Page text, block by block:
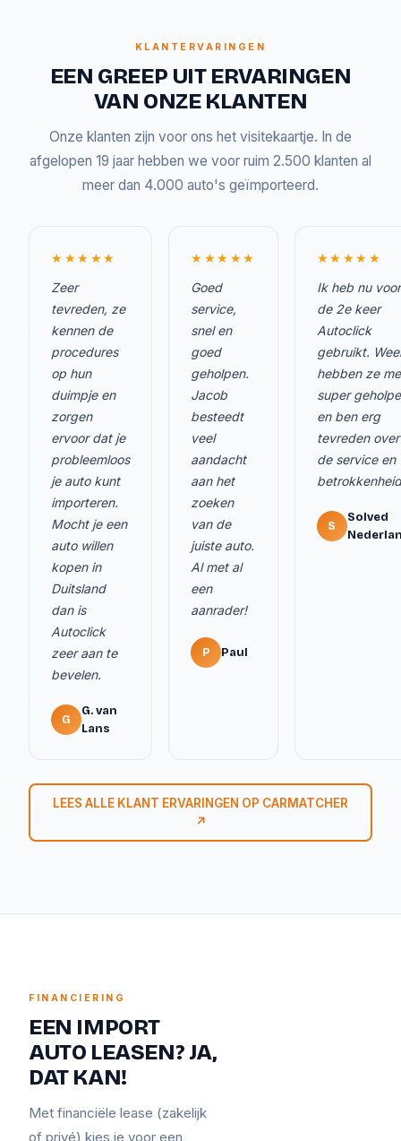
KLANTERVARINGEN
EEN GREEP UIT ERVARINGEN
VAN ONZE KLANTEN
Onze klanten zijn voor ons het visitekaartje. In de
afgelopen 19 jaar hebben we voor ruim 2.500 klanten al
meer dan 4.000 auto's geïmporteerd.
★★★★★
Zeer
tevreden, ze
kennen de
procedures
op hun
duimpje en
zorgen
ervoor dat je
probleemloos
je auto kunt
importeren.
Mocht je een
auto willen
kopen in
Duitsland
dan is
Autoclick
zeer aan te
bevelen.
G
G. van
Lans
★★★★★
Goed
service,
snel en
goed
geholpen.
Jacob
besteedt
veel
aandacht
aan het
zoeken
van de
juiste auto.
Al met al
een
aanrader!
P Paul
★★★★★
Ik heb nu voor
de 2e keer
Autoclick
gebruikt.
hebben ze me
super
en ben erg
tevreden over
de service en
S
Solved
LEES ALLE KLANT ERVARINGEN OP CARMATCHER
↗
FINANCIERING
EEN IMPORT
AUTO LEASEN? JA,
DAT KAN!
Met financiële lease (zakelijk
of privé) kies je voor een